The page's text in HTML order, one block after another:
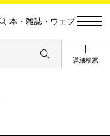
本・雑誌・ウェブ
詳細検索